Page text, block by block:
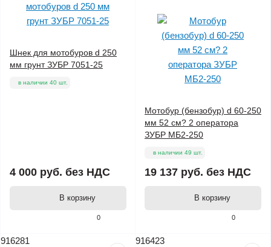
0
Шнек для мотобуров d 250
мм грунт ЗУБР 7051-25
в наличии 40 шт.
4 000 руб. без НДС
В корзину
0
Мотобур (бензобур) d 60-250
мм 52 см? 2 оператора
ЗУБР МБ2-250
в наличии 49 шт.
19 137 руб. без НДС
В корзину
916281 916423